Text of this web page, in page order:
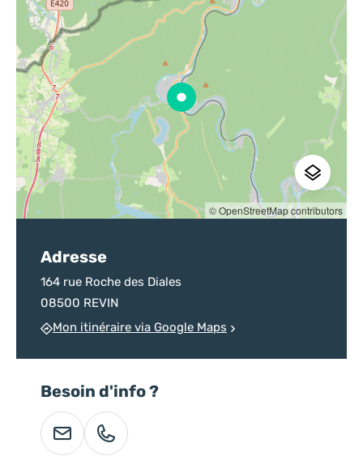
© OpenStreetMap contributors
Adresse
164 rue Roche des Diales
08500 REVIN
Mon itinéraire via Google Maps
Besoin d'info ?